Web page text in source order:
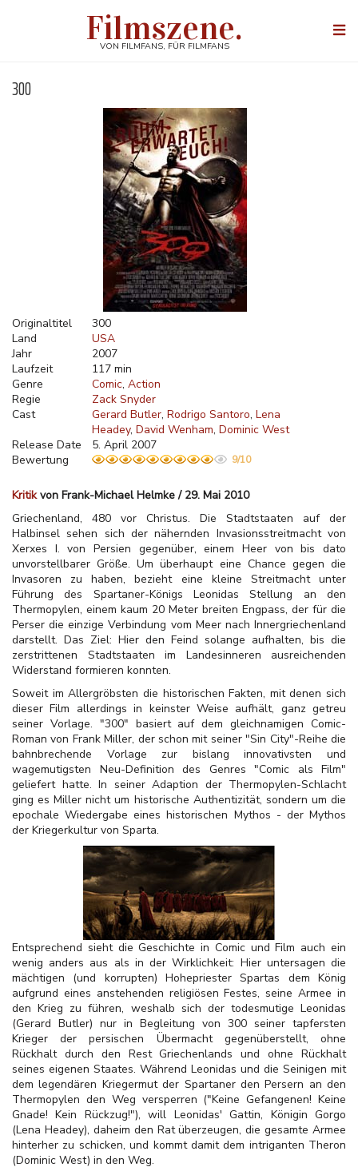
Filmszene.
VON FILMFANS, FÜR FILMFANS
300
Originaltitel
300
Land
USA
Jahr
2007
Laufzeit
117 min
Genre
Comic Action
Regie
Zack Snyder
Cast
Gerard Butler Rodrigo Santoro Lena
Headey David Wenham Dominic West
Release Date
5. April 2007
Bewertung
9/10
Kritikvon Frank-Michael Helmke / 29. Mai 2010
Griechenland, 480 vor Christus. Die Stadtstaaten auf der
Halbinsel sehen sich der nähernden Invasionsstreitmacht von
Xerxes I. von Persien gegenüber, einem Heer von bis dato
unvorstellbarer Größe. Um überhaupt eine Chance gegen die
Invasoren zu haben, bezieht eine kleine Streitmacht unter
Führung des Spartaner-Königs Leonidas Stellung an den
Thermopylen, einem kaum 20 Meter breiten Engpass, der für die
Perser die einzige Verbindung vom Meer nach Innergriechenland
darstellt. Das Ziel: Hier den Feind solange aufhalten, bis die
zerstrittenen Stadtstaaten im Landesinneren ausreichenden
Widerstand formieren konnten.
Soweit im Allergröbsten die historischen Fakten, mit denen sich
dieser Film allerdings in keinster Weise aufhält, ganz getreu
seiner Vorlage. "300" basiert auf dem gleichnamigen Comic-
Roman von Frank Miller, der schon mit seiner "Sin City"-Reihe die
bahnbrechende Vorlage zur bislang innovativsten und
wagemutigsten Neu-Definition des Genres "Comic als Film"
geliefert hatte. In seiner Adaption der Thermopylen-Schlacht
ging es Miller nicht um historische Authentizität, sondern um die
epochale Wiedergabe eines historischen Mythos - der Mythos
der Kriegerkultur von Sparta.
Entsprechend sieht die Geschichte in Comic und Film auch ein
wenig anders aus als in der Wirklichkeit: Hier untersagen die
mächtigen (und korrupten) Hohepriester Spartas dem König
aufgrund eines anstehenden religiösen Festes, seine Armee in
den Krieg zu führen, weshalb sich der todesmutige Leonidas
(Gerard Butler) nur in Begleitung von 300 seiner tapfersten
Krieger der persischen Übermacht gegenüberstellt, ohne
Rückhalt durch den Rest Griechenlands und ohne Rückhalt
seines eigenen Staates. Während Leonidas und die Seinigen mit
dem legendären Kriegermut der Spartaner den Persern an den
Thermopylen den Weg versperren ("Keine Gefangenen! Keine
Gnade! Kein Rückzug!"), will Leonidas' Gattin, Königin Gorgo
(Lena Headey), daheim den Rat überzeugen, die gesamte Armee
hinterher zu schicken, und kommt damit dem intriganten Theron
(Dominic West) in den Weg.